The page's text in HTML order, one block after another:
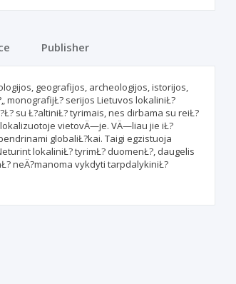
Publisher
geografijos, archeologijos, istorijos,
monografijŁ? serijos Lietuvos lokaliniŁ?
su Ł?altiniŁ? tyrimais, nes dirbama su reiŁ?
vietovÄ—je. VÄ—liau jie iŁ?
globaliŁ?kai. Taigi egzistuoja
lokaliniŁ? tyrimŁ? duomenŁ?, daugelis
neÄ?manoma vykdyti tarpdalykiniŁ?